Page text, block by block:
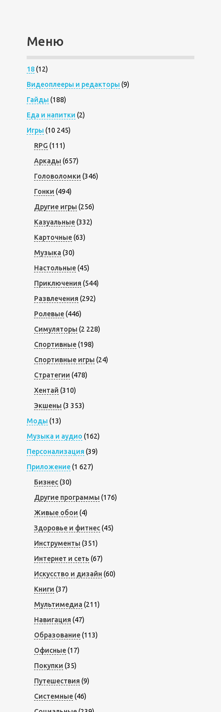
Меню
18(12)
Видеоплееры и редакторы (9)
Гайды (188)
Еда и напитки (2)
Игры (10 245)
RPG (111)
Аркады (657)
Головоломки (346)
Гонки (494)
Другие игры (256)
Казуальные(332)
Карточные(63)
Музыка (30)
Настольные(45)
Приключения (544)
Развлечения (292)
Ролевые(446)
Симуляторы (2 228)
Спортивные(198)
Спортивные игры (24)
Стратегии (478)
Хентай (310)
Экшены (3 353)
Моды (13)
Музыка и аудио (162)
Персонализация (39)
Приложение(1 627)
Бизнес(30)
Другие программы (176)
Живые обои (4)
Здоровье и фитнес(45)
Инструменты (351)
Интернет и сеть (67)
Искусство и дизайн (60)
Книги (37)
Мультимедиа (211)
Навигация (47)
Образование(113)
Офисные(17)
Покупки (35)
Путешествия (9)
Системные(46)